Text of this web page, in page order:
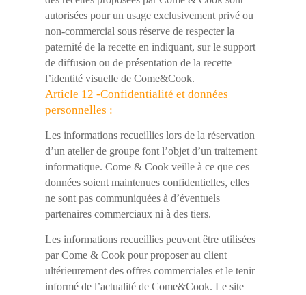
autorisées pour un usage exclusivement privé ou
non-commercial sous réserve de respecter la
paternité de la recette en indiquant, sur le support
de diffusion ou de présentation de la recette
l’identité visuelle de Come&Cook.
Article 12 -Confidentialité et données
personnelles :
Les informations recueillies lors de la réservation
d’un atelier de groupe font l’objet d’un traitement
informatique. Come & Cook veille à ce que ces
données soient maintenues confidentielles, elles
ne sont pas communiquées à d’éventuels
partenaires commerciaux ni à des tiers.
Les informations recueillies peuvent être utilisées
par Come & Cook pour proposer au client
ultérieurement des offres commerciales et le tenir
informé de l’actualité de Come&Cook. Le site